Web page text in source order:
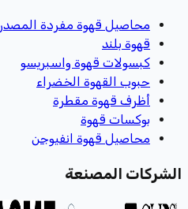
محاصيل قهوة مفردة المصدر
قهوة بلند
كبسولات قهوة واسبريسو
حبوب القهوة الخضراء
أظرف قهوة مقطرة
بوكسات قهوة
محاصيل قهوة انفيوجن
الشركات المصنعة